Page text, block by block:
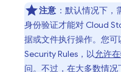
注意 ：默认情况下，
身份验证才能对 Cloud
据或文件执行操作。您可
Security Rules ，以允许
问。不过，在大多数情